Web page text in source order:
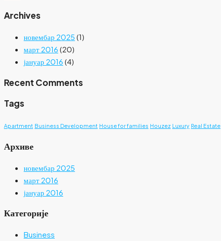
Archives
новембар 2025 (1)
март 2016 (20)
јануар 2016 (4)
Recent Comments
Tags
Apartment Business Development House for families Houzez Luxury Real Estate
Архиве
новембар 2025
март 2016
јануар 2016
Категорије
Business